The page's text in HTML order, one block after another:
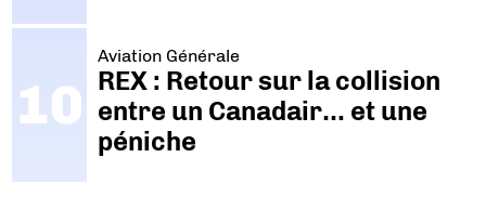
Aviation Générale
REX : Retour sur la collision
entre un Canadair… et une
péniche